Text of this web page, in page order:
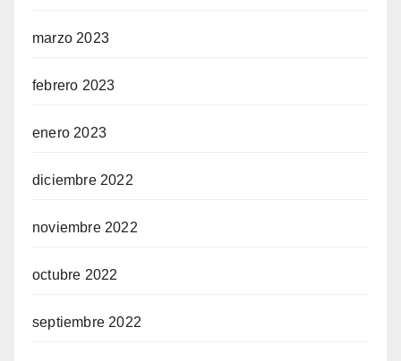
marzo 2023
febrero 2023
enero 2023
diciembre 2022
noviembre 2022
octubre 2022
septiembre 2022